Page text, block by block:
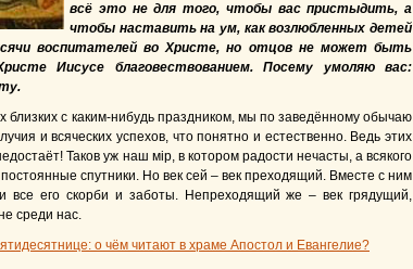
всё это не для того, чтобы вас пристыдить, а
чтобы наставить на ум, как возлюбленных детей
воспитателей во Христе, но отцов не может быть
Иисусе благовествованием. Посему умоляю вас:
близких с каким-нибудь праздником, мы по заведённому обычаю
и всяческих успехов, что понятно и естественно. Ведь этих
Таков уж наш мір, в котором радости нечасты, а всякого
спутники. Но век сей – век преходящий. Вместе с ним
все его скорби и заботы. Непреходящий же – век грядущий,
среди нас.
о чём читают в храме Апостол и Евангелие?